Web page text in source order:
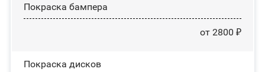
Покраска бампера
от 2800 ₽
Покраска дисков